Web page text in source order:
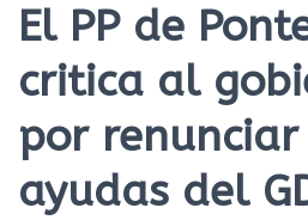
El PP de
critica al
por
ayudas del